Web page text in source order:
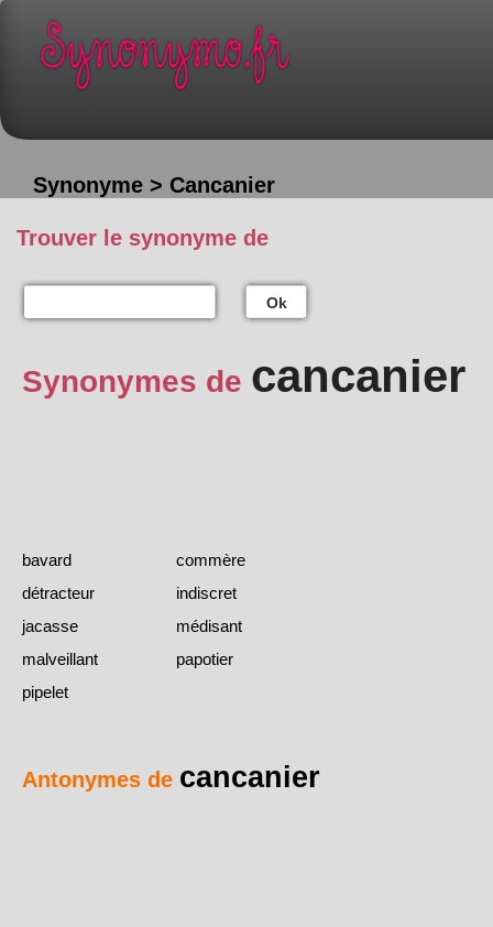
Synonyme > Cancanier
Trouver le synonyme de
Ok
Synonymes de cancanier
bavard
commère
détracteur
indiscret
jacasse
médisant
malveillant
papotier
pipelet
Antonymes de cancanier